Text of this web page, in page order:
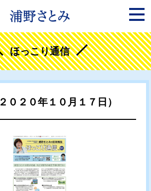
ほっこり通信
０２０年１０月１７日）